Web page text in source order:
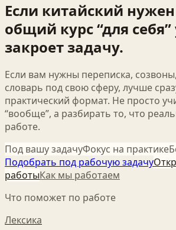
Если китайский
общий курс “для
закроет задачу.
Если вам нужны переписка,
словарь под свою сферу, лучше
практический формат. Не просто
“вообще”, а разбирать то, что
работе.
Под вашу задачуФокус на практике
Подобрать под рабочую задачу
работыКак мы работаем
Что поможет по работе
Лексика